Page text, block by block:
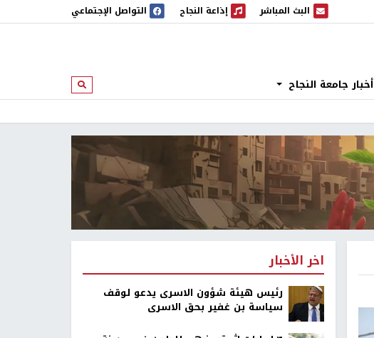
البث المباشر
البث المباشر إذاعة النجاح
إذاعة النجاح التواصل الإجتماعي
أخبار جامعة النجاح ابحث
اخر الأخبار
رئيس هيئة شؤون الاسرى يدعو لوقف
سياسة بن غفير بحق الاسرى